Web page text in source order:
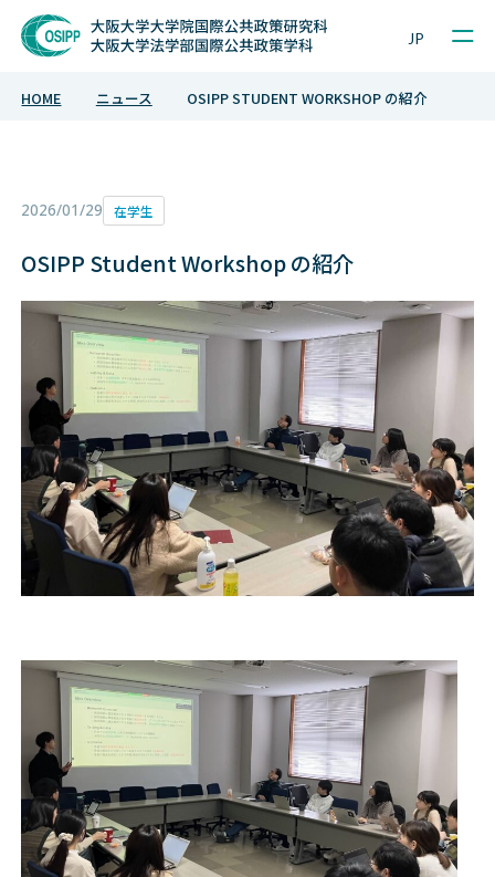
Sample Project
JP
HOME ニュース OSIPP STUDENT WORKSHOP の紹介
2026/01/29 在学生
OSIPP Student Workshop の紹介